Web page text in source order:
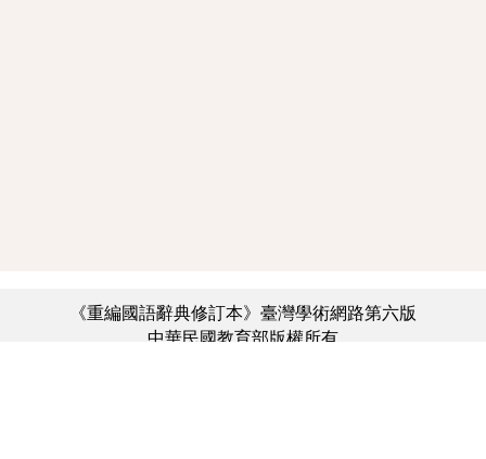
《重編國語辭典修訂本》臺灣學術網路第六版
中華民國教育部版權所有